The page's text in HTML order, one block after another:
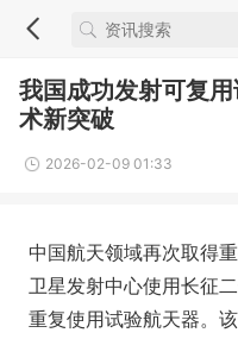
我国成功发射可复
术新突破
2026-02-09 01:33
中国航天领域再次取得
卫星发射中心使用长征
重复使用试验航天器。